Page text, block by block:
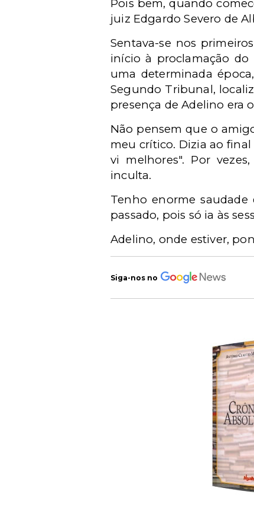
Pois bem, quando
juiz Edgardo Severo de
Sentava-se nos
início à proclamação
uma determinada
Segundo Tribunal,
presença de Adelino era
Não pensem que o
meu crítico. Dizia ao
vi melhores". Por
inculta.
Tenho enorme
passado, pois só ia às
Adelino, onde estiver,
Siga-nos no